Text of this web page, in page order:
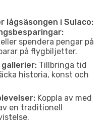
lågsäsongen i Sulaco:
spendera pengar på
på flygbiljetter.
Tillbringa tid
historia, konst och
Koppla av med
en traditionell